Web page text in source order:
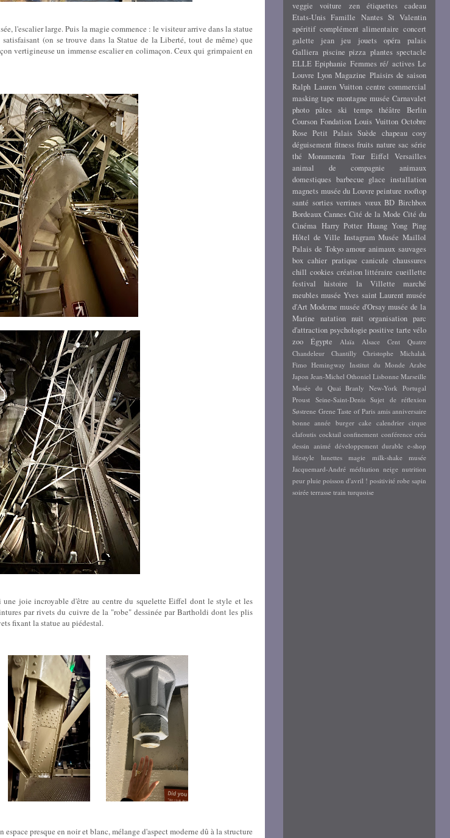
l'escalier large. Puis la magie commence : le visiteur arrive dans la statue
(on se trouve dans la Statue de la Liberté, tout de même) que
vertigineuse un immense escalier en colimaçon. Ceux qui grimpaient en
une joie incroyable d'être au centre du squelette Eiffel dont le style et les
par rivets du cuivre de la "robe" dessinée par Bartholdi dont les plis
fixant la statue au piédestal.
espace presque en noir et blanc, mélange d'aspect moderne dû à la structure
veggie
voiture zen
étiquettes cadeau
Etats-Unis Famille Nantes St Valentin
apéritif complément alimentaire concert
galette
jean jeu jouets opéra
palais
Galliera piscine pizza plantes spectacle
ELLE Epiphanie Femmes ré/ actives Le
Louvre Lyon Magazine Plaisirs de saison
Ralph Lauren Vuitton centre commercial
masking tape montagne musée Carnavalet
photo
pâtes ski temps théâtre
Berlin
Courson Fondation Louis Vuitton Octobre
Rose Petit Palais Suède chapeau cosy
déguisement fitness fruits nature sac série
thé
Monumenta Tour Eiffel Versailles
animal de compagnie
animaux
domestiques barbecue glace installation
magnets musée du Louvre peinture rooftop
santé sorties verrines vœux BD Birchbox
Bordeaux Cannes Cité de la Mode Cité du
Cinéma Harry Potter Huang Yong Ping
Hôtel de Ville Instagram Musée Maillol
Palais de Tokyo amour animaux sauvages
box cahier pratique canicule chaussures
chill cookies création littéraire cueillette
festival
histoire la Villette
marché
meubles musée Yves saint Laurent musée
d'Art Moderne musée d'Orsay musée de la
Marine natation nuit organisation parc
d'attraction psychologie positive tarte vélo
zoo
Égypte Alaïa Alsace
Cent Quatre
Chandeleur
Chantilly
Christophe Michalak
Fimo Hemingway Institut du Monde Arabe
Japon Jean-Michel Othoniel Lisbonne Marseille
Musée du Quai Branly
New-York
Portugal
Proust Seine-Saint-Denis Sujet de réflexion
Søstrene Grene Taste of Paris amis anniversaire
bonne année burger cake calendrier cirque
clafoutis cocktail confinement conférence créa
dessin animé développement durable e-shop
lifestyle
lunettes magie milk-shake
musée
Jacquemard-André méditation neige nutrition
peur pluie poisson d'avril ! positivité robe sapin
soirée terrasse train turquoise